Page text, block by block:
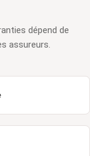
dépend de
assureurs.